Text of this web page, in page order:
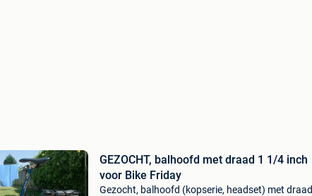
GEZOCHT, balhoofd met draad 1 1/4 inch
voor Bike Friday
Gezocht, balhoofd (kopserie, headset) met draad